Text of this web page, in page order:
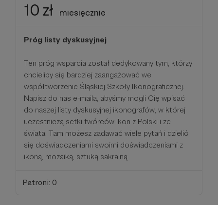
10 zł miesięcznie
Próg listy dyskusyjnej
Ten próg wsparcia został dedykowany tym, którzy
chcieliby się bardziej zaangażować we
współtworzenie Śląskiej Szkoły Ikonograficznej.
Napisz do nas e-maila, abyśmy mogli Cię wpisać
do naszej listy dyskusyjnej ikonografów, w której
uczestniczą setki twórców ikon z Polski i ze
świata. Tam możesz zadawać wiele pytań i dzielić
się doświadczeniami swoimi doświadczeniami z
ikoną, mozaiką, sztuką sakralną.
Patroni: 0